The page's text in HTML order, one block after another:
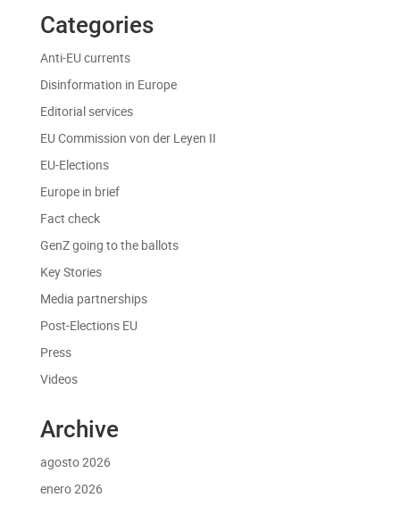
Categories
Anti-EU currents
Disinformation in Europe
Editorial services
EU Commission von der Leyen II
EU-Elections
Europe in brief
Fact check
GenZ going to the ballots
Key Stories
Media partnerships
Post-Elections EU
Press
Videos
Archive
agosto 2026
enero 2026